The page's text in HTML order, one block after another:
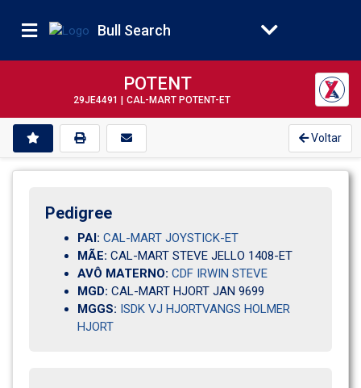
Bull Search
POTENT
29JE4491 | CAL-MART POTENT-ET
Voltar
Pedigree
PAI: CAL-MART JOYSTICK-ET
MÃE: CAL-MART STEVE JELLO 1408-ET
AVÔ MATERNO: CDF IRWIN STEVE
MGD:
MGGS: ISDK VJ HJORTVANGS HOLMER
HJORT